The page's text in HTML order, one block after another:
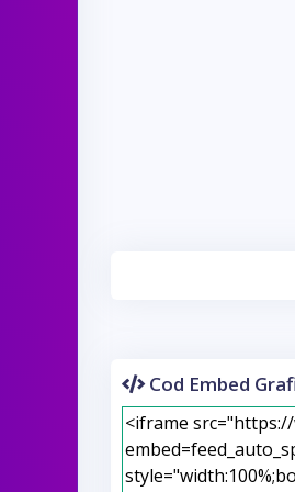
Cod Embed